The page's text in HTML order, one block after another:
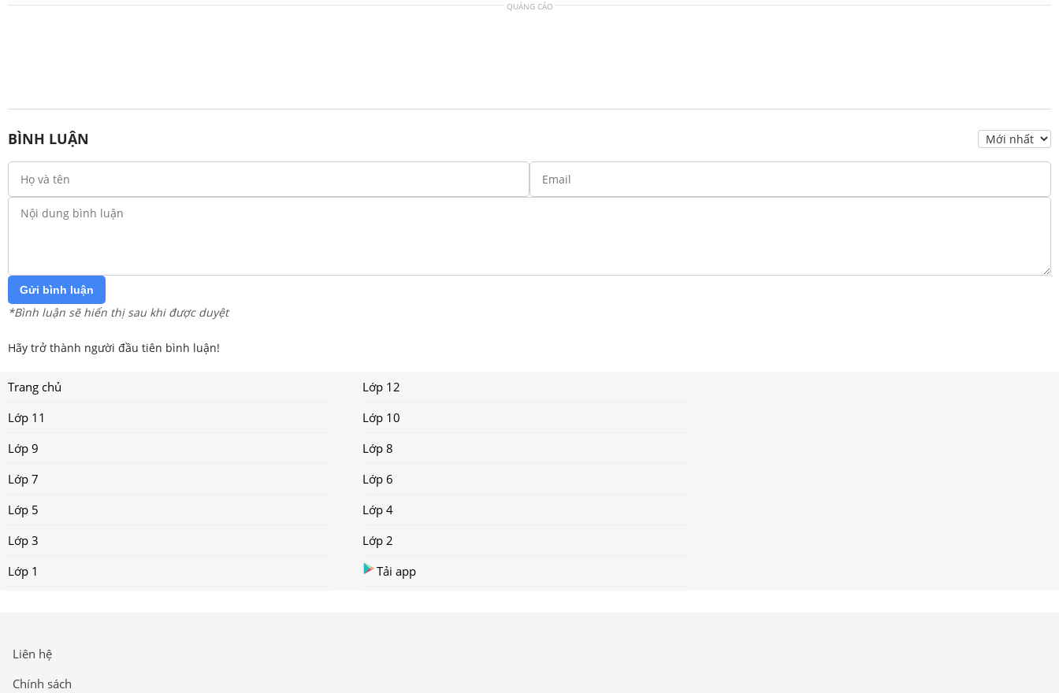
QUẢNG CÁO
BÌNH LUẬN
Gửi bình luận
*Bình luận sẽ hiển thị sau khi được duyệt
Hãy trở thành người đầu tiên bình luận!
Trang chủ
Lớp 12
Lớp 11
Lớp 10
Lớp 9
Lớp 8
Lớp 7
Lớp 6
Lớp 5
Lớp 4
Lớp 3
Lớp 2
Lớp 1
Tải app
Liên hệ
Chính sách